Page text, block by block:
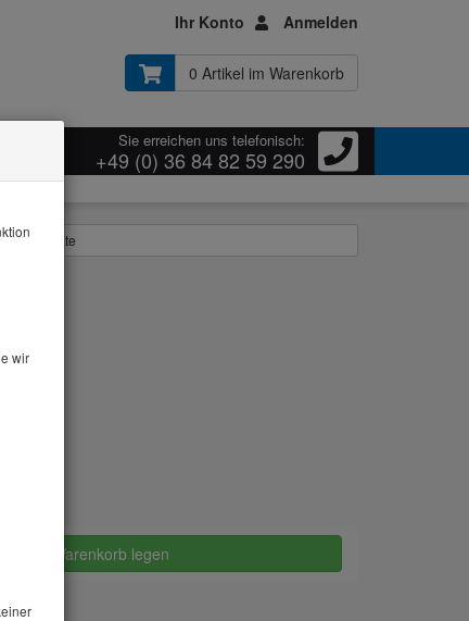
Ihr Konto Anmelden
0 Artikel im Warenkorb
Sie erreichen uns telefonisch:
+49 (0) 36 84 82 59 290
Geräte
in den Warenkorb legen
wir